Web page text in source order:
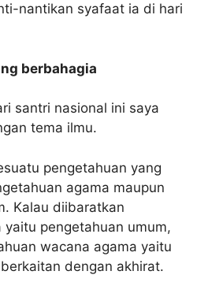
nantikan syafaat ia di hari
berbahagia
santri nasional ini saya
tema ilmu.
pengetahuan yang
agama maupun
Kalau diibaratkan
pengetahuan umum,
wacana agama yaitu
dengan akhirat.